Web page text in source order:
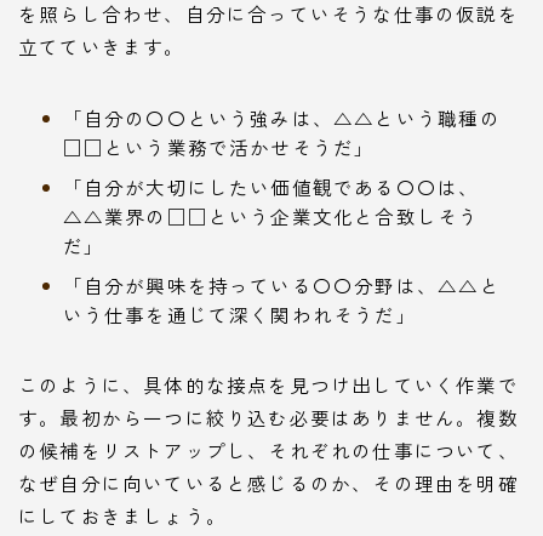
を照らし合わせ、自分に合っていそうな仕事の仮説を
立てていきます。
「自分の〇〇という強みは、△△という職種の
□□という業務で活かせそうだ」
「自分が大切にしたい価値観である〇〇は、
△△業界の□□という企業文化と合致しそう
だ」
「自分が興味を持っている〇〇分野は、△△と
いう仕事を通じて深く関われそうだ」
このように、具体的な接点を見つけ出していく作業で
す。最初から一つに絞り込む必要はありません。複数
の候補をリストアップし、それぞれの仕事について、
なぜ自分に向いていると感じるのか、その理由を明確
にしておきましょう。